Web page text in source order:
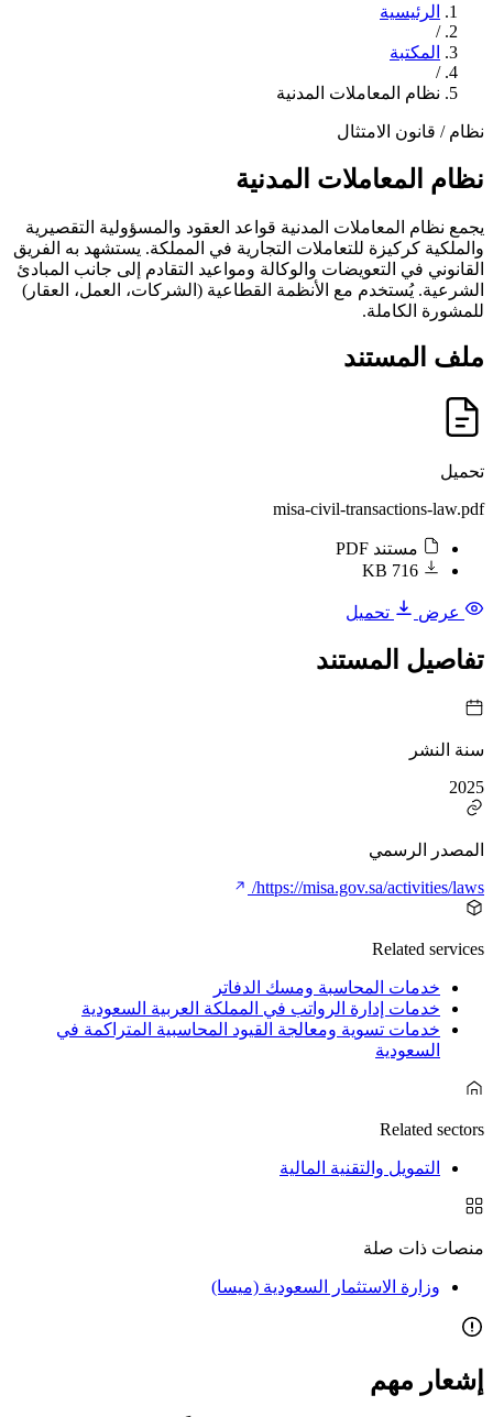
الرئيسية
/
المكتبة
/
نظام المعاملات المدنية
نظام / قانون الامتثال
نظام المعاملات المدنية
يجمع نظام المعاملات المدنية قواعد العقود والمسؤولية التقصيرية
والملكية كركيزة للتعاملات التجارية في المملكة. يستشهد به الفريق
القانوني في التعويضات والوكالة ومواعيد التقادم إلى جانب المبادئ
الشرعية. يُستخدم مع الأنظمة القطاعية (الشركات، العمل، العقار)
للمشورة الكاملة.
ملف المستند
تحميل
misa-civil-transactions-law.pdf
مستند PDF
716 KB
عرض تحميل
تفاصيل المستند
سنة النشر
2025
المصدر الرسمي
https://misa.gov.sa/activities/laws/
Related services
خدمات المحاسبة ومسك الدفاتر
خدمات إدارة الرواتب في المملكة العربية السعودية
خدمات تسوية ومعالجة القيود المحاسبية المتراكمة في
السعودية
Related sectors
التمويل والتقنية المالية
منصات ذات صلة
وزارة الاستثمار السعودية (ميسا)
إشعار مهم